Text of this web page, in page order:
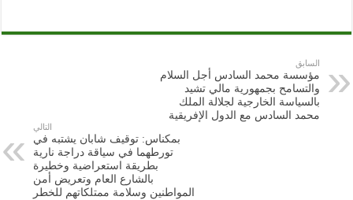
السابق
مؤسسة محمد السادس أجل السلام
والتسامح بجمهورية مالي تشيد
بالسياسة الخارجية لجلالة الملك
محمد السادس مع الدول الإفريقية
التالي
بمكناس: توقيف شابان يشتبه في
تورطهما في سياقة دراجة نارية
بطريقة استعراضية وخطيرة
بالشارع العام وتعريض أمن
المواطنين وسلامة ممتلكاتهم للخطر